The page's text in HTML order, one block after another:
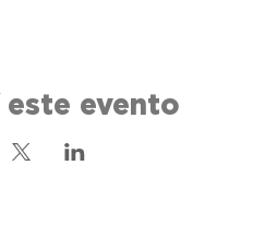
evento